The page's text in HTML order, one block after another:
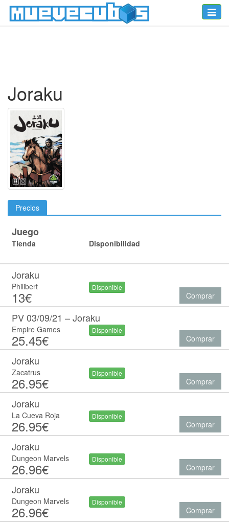
Toggle
Joraku
Precios
Juego
Tienda Disponibilidad
Joraku
Philibert
13€
Disponible
Comprar
PV 03/09/21 – Joraku
Empire Games
25.45€
Disponible
Comprar
Joraku
Zacatrus
26.95€
Disponible
Comprar
Joraku
La Cueva Roja
26.95€
Disponible
Comprar
Joraku
Dungeon Marvels
26.96€
Disponible
Comprar
Joraku
Dungeon Marvels
26.96€
Disponible
Comprar